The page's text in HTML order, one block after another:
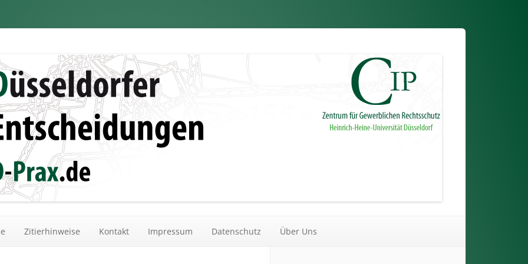
Zitierhinweise Kontakt Impressum Datenschutz Über Uns